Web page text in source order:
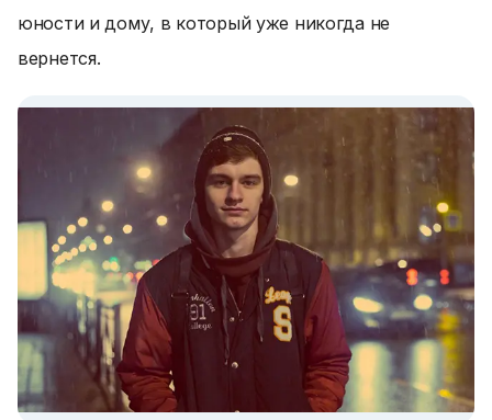
юности и дому, в который уже никогда не
вернется.